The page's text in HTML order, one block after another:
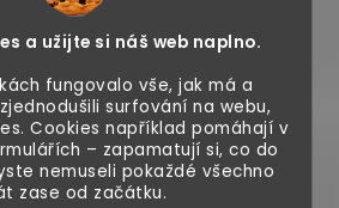
a užijte si náš web naplno.
fungovalo vše, jak má a
surfování na webu,
Cookies například pomáhají v
– zapamatují si, co do
nemuseli pokaždé všechno
zase od začátku.
mm,
rozkládací s
polstrováním, 198 x
75 x 75 cm